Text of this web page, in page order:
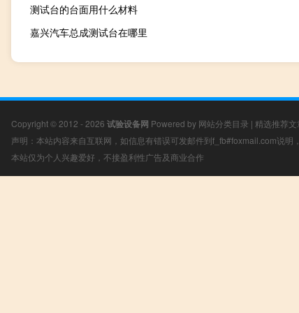
测试台的台面用什么材料
嘉兴汽车总成测试台在哪里
Copyright © 2012 - 2026 试验设备网 Powered by 网站分类目录 | 精选推荐文
声明：本站内容来自互联网，如信息有错误可发邮件到f_fb#foxmail.com说明
本站仅为个人兴趣爱好，不接盈利性广告及商业合作